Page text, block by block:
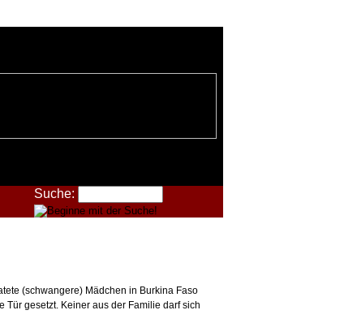
Suche:
(schwangere) Mädchen in Burkina Faso
gesetzt. Keiner aus der Familie darf sich